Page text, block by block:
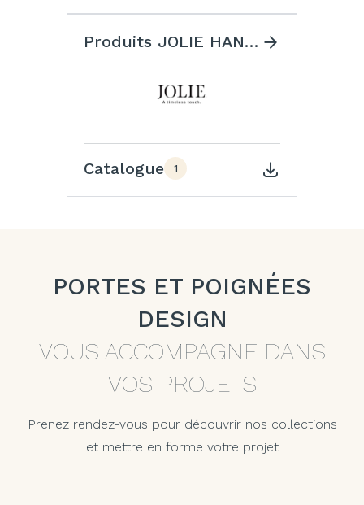
Produits JOLIE HANDLES
Catalogue 1
PORTES ET POIGNÉES
DESIGN
VOUS ACCOMPAGNE DANS
VOS PROJETS
Prenez rendez-vous pour découvrir nos collections
et mettre en forme votre projet